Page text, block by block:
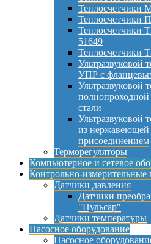
Теплосчетчики
Теплосчетчики
Теплосчетчики
51649
Теплосчетчики
Ультразвуковой
УПР с
Ультразвуковой
стали
из
присоединением
Терморегуляторы
Компьютерное и сетевое
Контрольно-измерительные
Датчики давления
Датчики
"Пульсар"
Датчики температуры
Насосное оборудование
Насосное